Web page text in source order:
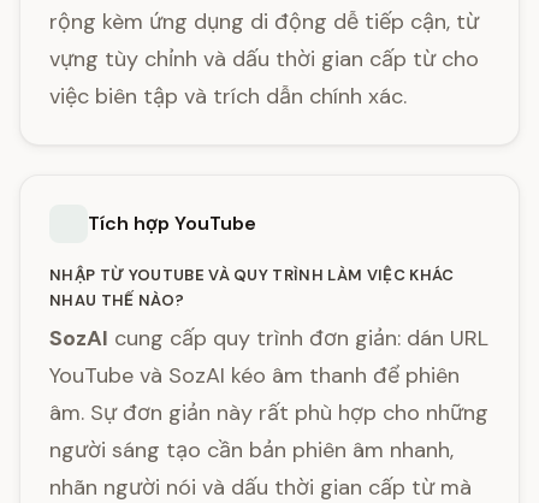
rộng kèm ứng dụng di động dễ tiếp cận, từ
vựng tùy chỉnh và dấu thời gian cấp từ cho
việc biên tập và trích dẫn chính xác.
Tích hợp YouTube
NHẬP TỪ YOUTUBE VÀ QUY TRÌNH LÀM VIỆC KHÁC
NHAU THẾ NÀO?
SozAI cung cấp quy trình đơn giản: dán URL
YouTube và SozAI kéo âm thanh để phiên
âm. Sự đơn giản này rất phù hợp cho những
người sáng tạo cần bản phiên âm nhanh,
nhãn người nói và dấu thời gian cấp từ mà